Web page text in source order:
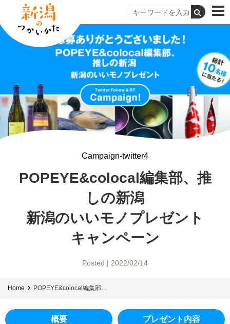
Campaign-twitter4
POPEYE&colocal編集部、推
しの新潟
新潟のいいモノプレゼント
キャンペーン
Posted | 2022/02/14
Home POPEYE&colocal編集部…
概要 プレゼント内容